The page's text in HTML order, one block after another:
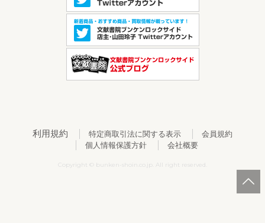
利用規約 特定商取引法に関する表示
会員規約
個人情報保護方針
会社概要
Copyright © bunken-shoin.co.jp. All right reserved.